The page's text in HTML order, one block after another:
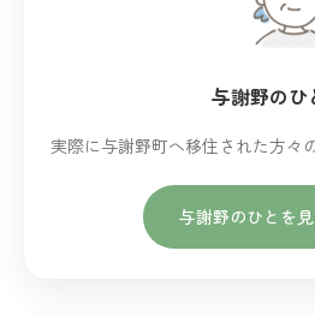
与謝野のひ
実際に与謝野町へ移住された方々
与謝野のひとを見